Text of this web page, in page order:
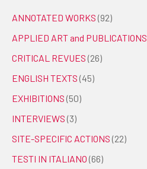
ANNOTATED WORKS (92)
APPLIED ART and PUBLICATIONS
CRITICAL REVUES (26)
ENGLISH TEXTS (45)
EXHIBITIONS (50)
INTERVIEWS (3)
SITE-SPECIFIC ACTIONS (22)
TESTI IN ITALIANO (66)